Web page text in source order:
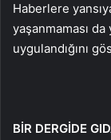
Haberlere
yaşanmaması
uygulandığını
BİR DERGİDE